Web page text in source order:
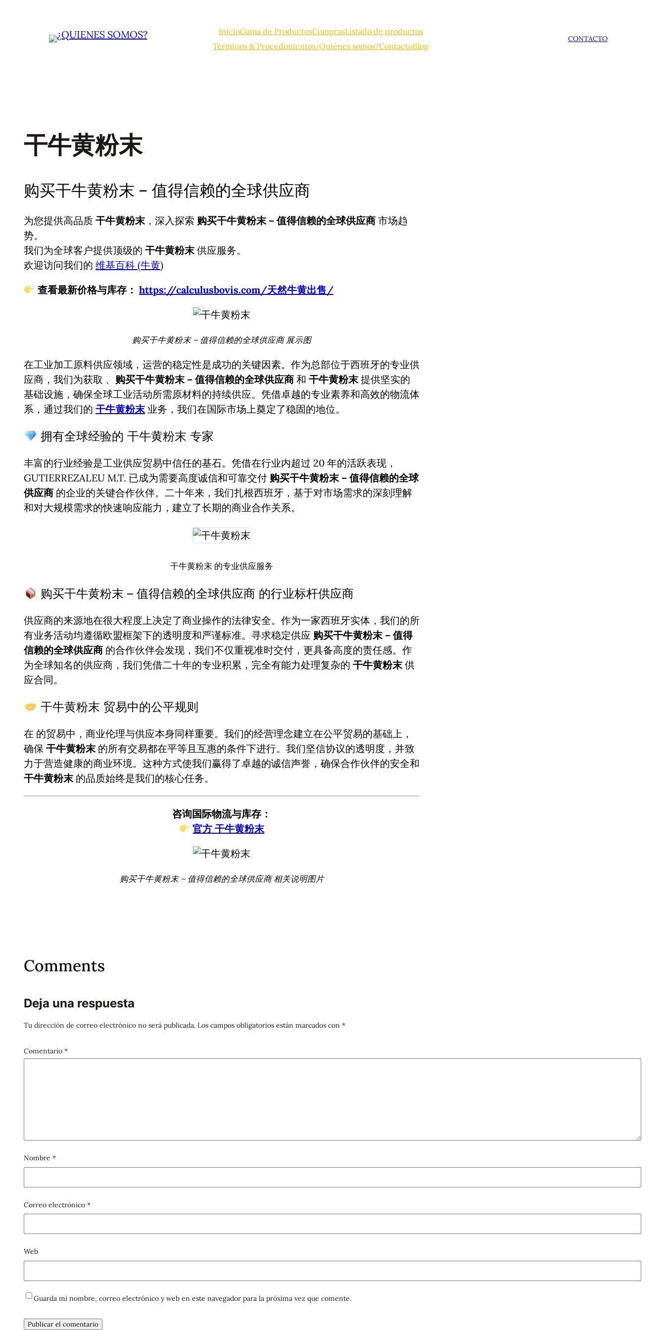
contenido
InicioGama de ProductosComprasListado de productos
Términos & Procedimientos¿Quiénes somos?ContactoBlog
CONTACTO
干牛黄粉末
购买干牛黄粉末 – 值得信赖的全球供应商
为您提供高品质 干牛黄粉末，深入探索 购买干牛黄粉末 – 值得信赖的全球供应商 市场趋
势。
我们为全球客户提供顶级的 干牛黄粉末供应服务。
欢迎访问我们的 维基百科 (牛黄)
查看最新价格与库存： https://calculusbovis.com/天然牛黄出售/
购买干牛黄粉末 – 值得信赖的全球供应商 展示图
在工业加工原料供应领域，运营的稳定性是成功的关键因素。作为总部位于西班牙的专业供
应商，我们为获取 、 购买干牛黄粉末 – 值得信赖的全球供应商 和 干牛黄粉末提供坚实的
基础设施，确保全球工业活动所需原材料的持续供应。凭借卓越的专业素养和高效的物流体
系，通过我们的 干牛黄粉末业务，我们在国际市场上奠定了稳固的地位。
拥有全球经验的 干牛黄粉末 专家
丰富的行业经验是工业供应贸易中信任的基石。凭借在行业内超过 20 年的活跃表现，
GUTIERREZALEU M.T. 已成为需要高度诚信和可靠交付 购买干牛黄粉末 – 值得信赖的全球
供应商 的企业的关键合作伙伴。二十年来，我们扎根西班牙，基于对市场需求的深刻理解
和对大规模需求的快速响应能力，建立了长期的商业合作关系。
干牛黄粉末 的专业供应服务
购买干牛黄粉末 – 值得信赖的全球供应商 的行业标杆供应商
供应商的来源地在很大程度上决定了商业操作的法律安全。作为一家西班牙实体，我们的所
有业务活动均遵循欧盟框架下的透明度和严谨标准。寻求稳定供应 购买干牛黄粉末 – 值得
信赖的全球供应商 的合作伙伴会发现，我们不仅重视准时交付，更具备高度的责任感。作
为全球知名的供应商，我们凭借二十年的专业积累，完全有能力处理复杂的 干牛黄粉末供
应合同。
干牛黄粉末 贸易中的公平规则
在 的贸易中，商业伦理与供应本身同样重要。我们的经营理念建立在公平贸易的基础上，
确保 干牛黄粉末的所有交易都在平等且互惠的条件下进行。我们坚信协议的透明度，并致
力于营造健康的商业环境。这种方式使我们赢得了卓越的诚信声誉，确保合作伙伴的安全和
干牛黄粉末的品质始终是我们的核心任务。
咨询国际物流与库存：
官方 干牛黄粉末
购买干牛黄粉末 – 值得信赖的全球供应商 相关说明图片
Comments
Deja una respuesta
Tu dirección de correo electrónico no será publicada. Los campos obligatorios están marcados con *
Comentario *
Nombre *
Correo electrónico *
Web
Guarda mi nombre, correo electrónico y web en este navegador para la próxima vez que comente.